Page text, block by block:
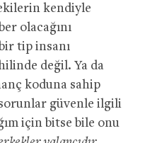
kendiyle
olacağını
tip insanı
değil. Ya da
koduna sahip
sorunlar güvenle ilgili
için bitse bile onu